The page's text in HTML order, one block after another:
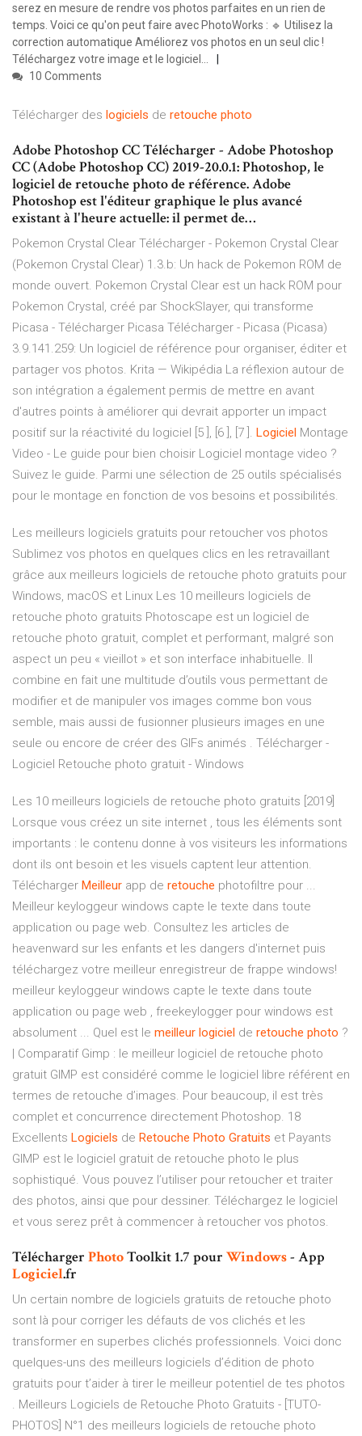
serez en mesure de rendre vos photos parfaites en un rien de
temps. Voici ce qu'on peut faire avec PhotoWorks : 🔹 Utilisez la
correction automatique Améliorez vos photos en un seul clic !
Téléchargez votre image et le logiciel...
10 Comments
Télécharger des logiciels de retouche photo
Adobe Photoshop CC Télécharger - Adobe Photoshop
CC (Adobe Photoshop CC) 2019-20.0.1: Photoshop, le
logiciel de retouche photo de référence. Adobe
Photoshop est l'éditeur graphique le plus avancé
existant à l'heure actuelle: il permet de…
Pokemon Crystal Clear Télécharger - Pokemon Crystal Clear
(Pokemon Crystal Clear) 1.3.b: Un hack de Pokemon ROM de
monde ouvert. Pokemon Crystal Clear est un hack ROM pour
Pokemon Crystal, créé par ShockSlayer, qui transforme
Picasa - Télécharger Picasa Télécharger - Picasa (Picasa)
3.9.141.259: Un logiciel de référence pour organiser, éditer et
partager vos photos. Krita — Wikipédia La réflexion autour de
son intégration a également permis de mettre en avant
d'autres points à améliorer qui devrait apporter un impact
positif sur la réactivité du logiciel [5 ], [6 ], [7 ]. Logiciel Montage
Video - Le guide pour bien choisir Logiciel montage video ?
Suivez le guide. Parmi une sélection de 25 outils spécialisés
pour le montage en fonction de vos besoins et possibilités.
Les meilleurs logiciels gratuits pour retoucher vos photos
Sublimez vos photos en quelques clics en les retravaillant
grâce aux meilleurs logiciels de retouche photo gratuits pour
Windows, macOS et Linux Les 10 meilleurs logiciels de
retouche photo gratuits Photoscape est un logiciel de
retouche photo gratuit, complet et performant, malgré son
aspect un peu « vieillot » et son interface inhabituelle. Il
combine en fait une multitude d’outils vous permettant de
modifier et de manipuler vos images comme bon vous
semble, mais aussi de fusionner plusieurs images en une
seule ou encore de créer des GIFs animés . Télécharger -
Logiciel Retouche photo gratuit - Windows
Les 10 meilleurs logiciels de retouche photo gratuits [2019]
Lorsque vous créez un site internet , tous les éléments sont
importants : le contenu donne à vos visiteurs les informations
dont ils ont besoin et les visuels captent leur attention.
Télécharger Meilleur app de retouche photofiltre pour ...
Meilleur keyloggeur windows capte le texte dans toute
application ou page web. Consultez les articles de
heavenward sur les enfants et les dangers d'internet puis
téléchargez votre meilleur enregistreur de frappe windows!
meilleur keyloggeur windows capte le texte dans toute
application ou page web , freekeylogger pour windows est
absolument ... Quel est le meilleur logiciel de retouche photo ?
| Comparatif Gimp : le meilleur logiciel de retouche photo
gratuit GIMP est considéré comme le logiciel libre référent en
termes de retouche d’images. Pour beaucoup, il est très
complet et concurrence directement Photoshop. 18
Excellents Logiciels de Retouche Photo Gratuits et Payants
GIMP est le logiciel gratuit de retouche photo le plus
sophistiqué. Vous pouvez l’utiliser pour retoucher et traiter
des photos, ainsi que pour dessiner. Téléchargez le logiciel
et vous serez prêt à commencer à retoucher vos photos.
Télécharger PhotoToolkit 1.7 pour Windows- App
Logiciel.fr
Un certain nombre de logiciels gratuits de retouche photo
sont là pour corriger les défauts de vos clichés et les
transformer en superbes clichés professionnels. Voici donc
quelques-uns des meilleurs logiciels d’édition de photo
gratuits pour t’aider à tirer le meilleur potentiel de tes photos
. Meilleurs Logiciels de Retouche Photo Gratuits - [TUTO-
PHOTOS] N°1 des meilleurs logiciels de retouche photo